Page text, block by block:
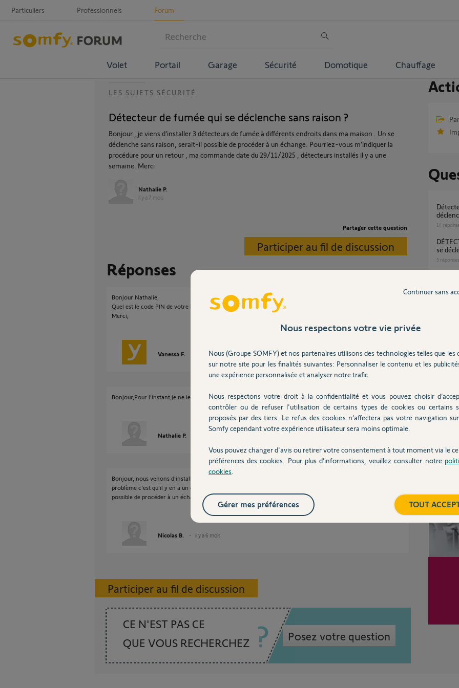
Particuliers Professionnels Forum
Volet Portail Garage Sécurité Domotique Chauffage
LES SUJETS SÉCURITÉ
Détecteur de fumée qui se déclenche sans raison ?
Bonjour , je viens d’installer 3 détecteurs de fumée à différents endroits dans ma maison . Un se
déclenche sans raison, serait-il possible de procéder à un échange. Pourriez-vous m’indiquer la
procédure pour un retour , ma commande date du 29/11/2025 , détecteurs installés il y a une
semaine. Merci
Nathalie P.
il y a 7 mois
Partager cette question
Participer au fil de discussion
Réponses
Bonjour Nathalie,
Quel est le code PIN de votre box?
Merci,
Vanessa F. il y a 7 mois
Bonjour,Pour l’instant,je ne les ai pas connecté,je n’ai pas encore le link .merci
Nathalie P.
Bonjour, nous venons d’installer, il y a quelques jours 2 détecteurs de fumée Somfy, le
problème c’est qu’il y en a un qui se déclenche de façon aléatoire et sans raison, est-il
possible de procéder à un échange ? Car l’autre ne pose pas de problème. Cordialement
Nicolas B. il y a 6 mois
Participer au fil de discussion
CE N'EST PAS CE
QUE VOUS RECHERCHEZ
Posez votre question
Détecteur de fumée Somfy Protect qui se
14
DÉTECTEUR DE FUMÉE SF4100 qui sonne et
se
5 réponses
21
2réponses
Nous respectons votre vie privée
Nous (Groupe SOMFY) et nos partenaires utilisons des technologies telles que les
sur notre site pour les finalités suivantes: Personnaliser le contenu et les
une expérience personnalisée et analyser notre trafic.
Nous respectons votre droit à la confidentialité et vous pouvez choisir
contrôler ou de refuser l'utilisation de certains types de cookies ou certains
proposés par des tiers. Le refus des cookies n’affectera pas votre navigation
Somfy cependant votre expérience utilisateur sera moins optimale.
Vous pouvez changer d'avis ou retirer votre consentement à tout moment via le
préférences des cookies. Pour plus d’informations, veuillez consulter notre
cookies
Continuer sans
TOUT
Gérer mes préférences